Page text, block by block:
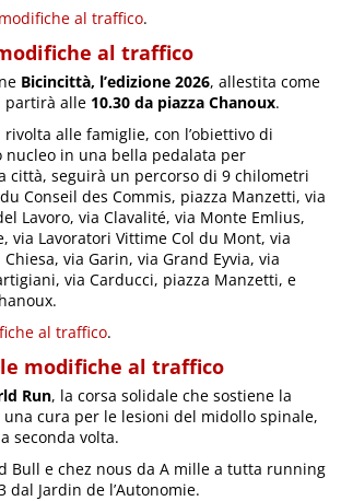
modifiche al traffico.
al traffico
Bicincittà, l’edizione 2026, allestita come
partirà alle 10.30 da piazza Chanoux.
alle famiglie, con l’obiettivo di
nucleo in una bella pedalata per
città, seguirà un percorso di 9 chilometri
Conseil des Commis, piazza Manzetti, via
Lavoro, via Clavalité, via Monte Emlius,
via Lavoratori Vittime Col du Mont, via
via Garin, via Grand Eyvia, via
via Carducci, piazza Manzetti, e
al traffico.
modifiche al traffico
Run, la corsa solidale che sostiene la
cura per le lesioni del midollo spinale,
seconda volta.
Bull e chez nous da A mille a tutta running
Jardin de l’Autonomie.